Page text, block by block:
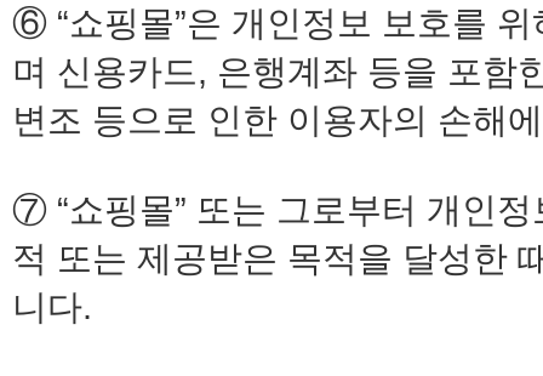
⑥ “쇼핑몰”은 개인정보 보호를
며 신용카드, 은행계좌 등을 포함
변조 등으로 인한 이용자의 손해
⑦ “쇼핑몰” 또는 그로부터 개인
적 또는 제공받은 목적을 달성한
니다.